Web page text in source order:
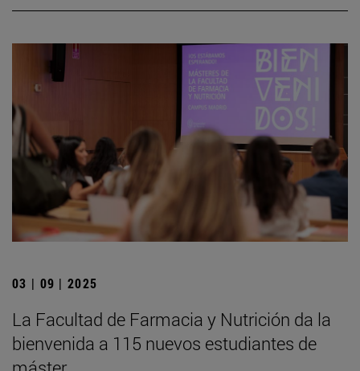
03 | 09 | 2025
La Facultad de Farmacia y Nutrición da la
bienvenida a 115 nuevos estudiantes de